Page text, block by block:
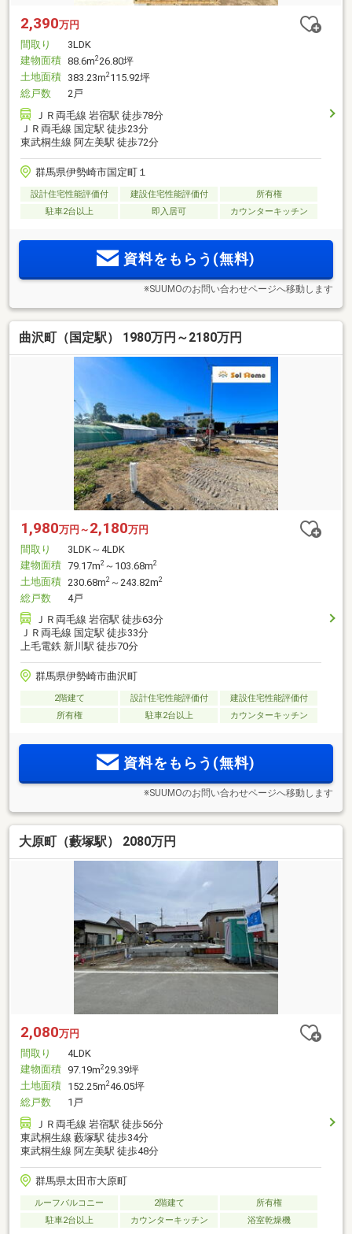
2,390万円
間取り
3LDK
建物面積 88.6m226.80坪
土地面積 383.23m2115.92坪
総戸数
2戸
ＪＲ両毛線 岩宿駅 徒歩78分
ＪＲ両毛線 国定駅 徒歩23分
東武桐生線 阿左美駅 徒歩72分
群馬県伊勢崎市国定町１
設計住宅性能評価付 建設住宅性能評価付
所有権
駐車2台以上
即入居可 カウンターキッチン
資料をもらう(無料)
※SUUMOのお問い合わせページへ移動します
曲沢町（国定駅） 1980万円～2180万円
1,980万円～ 2,180万円
間取り
3LDK～4LDK
建物面積 79.17m2 ～103.68m2
土地面積 230.68m2 ～243.82m2
総戸数
4戸
ＪＲ両毛線 岩宿駅 徒歩63分
ＪＲ両毛線 国定駅 徒歩33分
上毛電鉄 新川駅 徒歩70分
群馬県伊勢崎市曲沢町
2階建て 設計住宅性能評価付
建設住宅性能評価付
所有権
駐車2台以上 カウンターキッチン
資料をもらう(無料)
※SUUMOのお問い合わせページへ移動します
大原町（藪塚駅） 2080万円
2,080万円
間取り
4LDK
建物面積 97.19m229.39坪
土地面積 152.25m246.05坪
総戸数
1戸
ＪＲ両毛線 岩宿駅 徒歩56分
東武桐生線 藪塚駅 徒歩34分
東武桐生線 阿左美駅 徒歩48分
群馬県太田市大原町
ルーフバルコニー 2階建て
所有権
駐車2台以上
カウンターキッチン 浴室乾燥機